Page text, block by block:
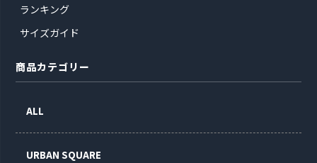
ランキング
サイズガイド
商品カテゴリー
ALL
URBAN SQUARE